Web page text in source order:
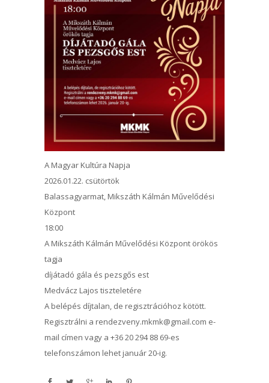
A Magyar Kultúra Napja
2026.01.22. csütörtök
Balassagyarmat, Mikszáth Kálmán Művelődési
Központ
18:00
A Mikszáth Kálmán Művelődési Központ örökös
tagja
díjátadó gála és pezsgős est
Medvácz Lajos tiszteletére
A belépés díjtalan, de regisztrációhoz kötött.
Regisztrálni a rendezveny.mkmk@gmail.com e-
mail címen vagy a +36 20 294 88 69-es
telefonszámon lehet január 20-ig.